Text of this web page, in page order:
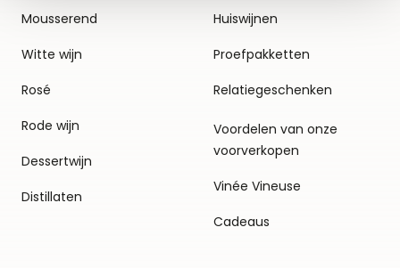
Mousserend
Witte wijn
Rosé
Rode wijn
Dessertwijn
Distillaten
Huiswijnen
Proefpakketten
Relatiegeschenken
Voordelen van onze
voorverkopen
Vinée Vineuse
Cadeaus